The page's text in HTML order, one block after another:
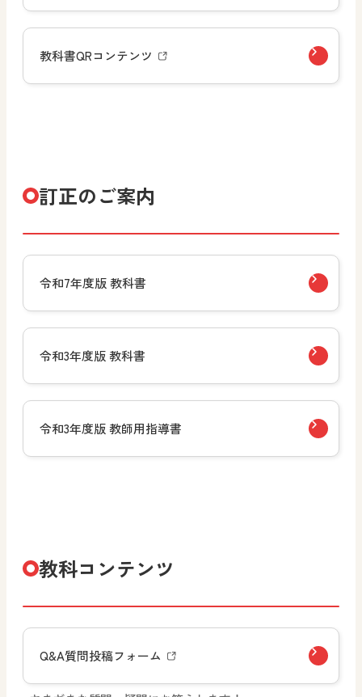
教科書QRコンテンツ
訂正のご案内
令和7年度版 教科書
令和3年度版 教科書
令和3年度版 教師用指導書
教科コンテンツ
Q&A質問投稿フォーム